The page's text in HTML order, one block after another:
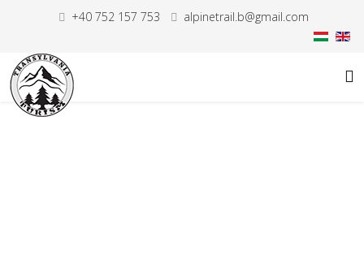
+40 752 157 753 alpinetrail.b@gmail.com